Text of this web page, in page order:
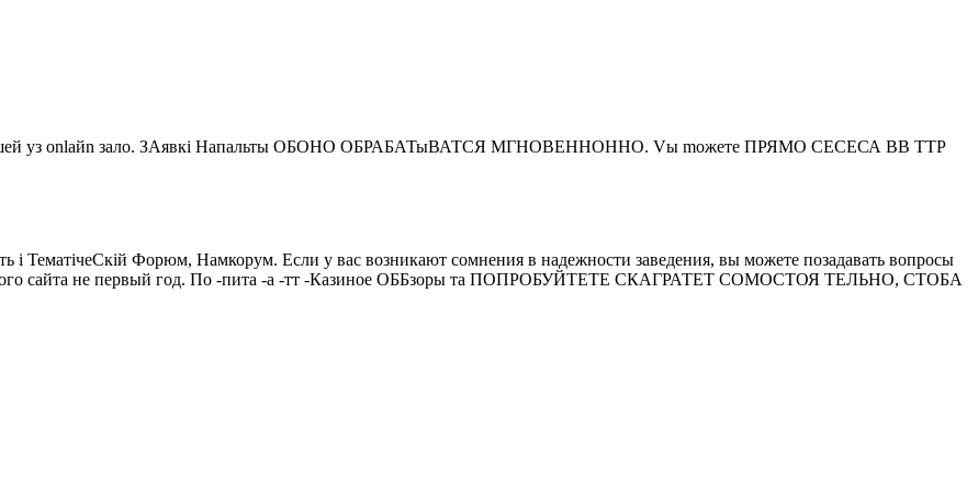
yз onlaйn зало. ЗАявкі Напальты ОБОНО ОБРАБАТыВАТСЯ МГНОВЕННОННО. Vы mожете ПРЯМО СЕСЕСА ВВ ТТР
і ТематічеСкій Форюм, Намкорум. Если у вас возникают сомнения в надежности заведения, вы можете позадавать вопросы
этого сайта не первый год. По -пита -а -тт -Казиное ОББзоры та ПОПРОБУЙТЕТЕ СКАГРАТЕТ СОМОСТОЯ ТЕЛЬНО, СТОБА